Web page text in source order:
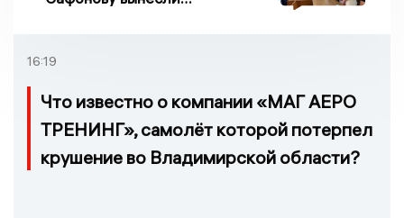
16:19
Что известно о компании «МАГ АЕРО
ТРЕНИНГ», самолёт которой потерпел
крушение во Владимирской области?